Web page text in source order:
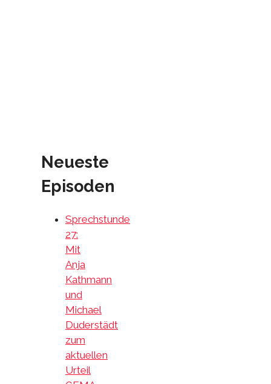
Neueste
Episoden
Sprechstunde
27:
Mit
Anja
Kathmann
und
Michael
Duderstädt
zum
aktuellen
Urteil